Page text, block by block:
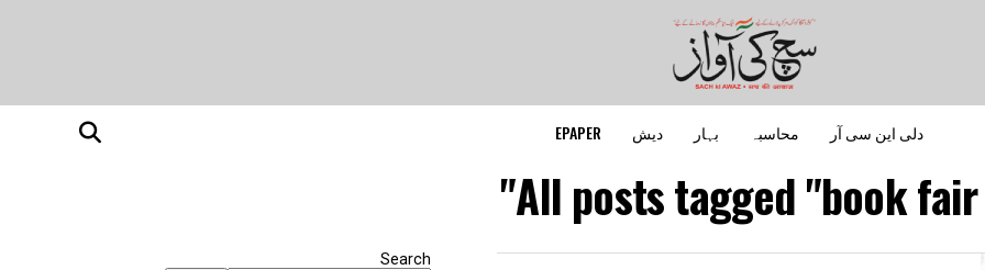
دلی این سی آر محاسبہ بہار دیش EPAPER
All posts tagged "book fair"
Search